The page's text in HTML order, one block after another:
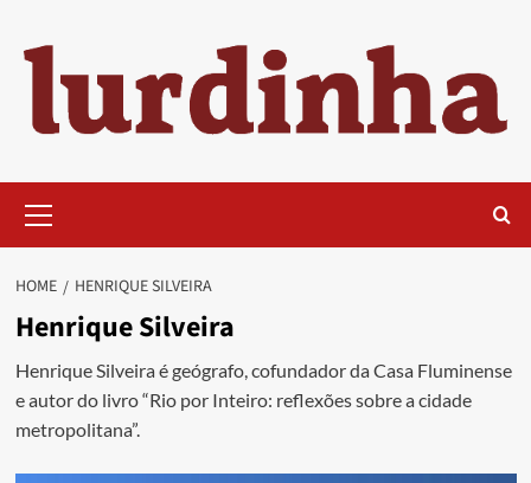
content
Menu
HOME HENRIQUE SILVEIRA
Henrique Silveira
Henrique Silveira é geógrafo, cofundador da Casa Fluminense
e autor do livro “Rio por Inteiro: reflexões sobre a cidade
metropolitana”.